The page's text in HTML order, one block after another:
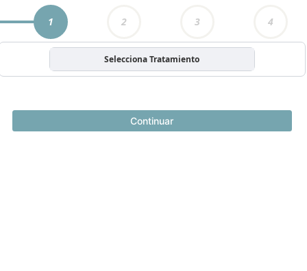
1 2 3 4
Selecciona Tratamiento
Continuar